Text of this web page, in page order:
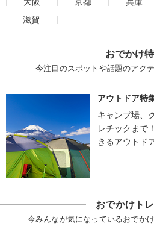
大阪
京都 兵庫
滋賀
おでかけ
今注目のスポットや話題のアク
アウトドア特
キャンプ場、
レチックまで
きるアウトド
おでかけト
今みんなが気になっているおでか